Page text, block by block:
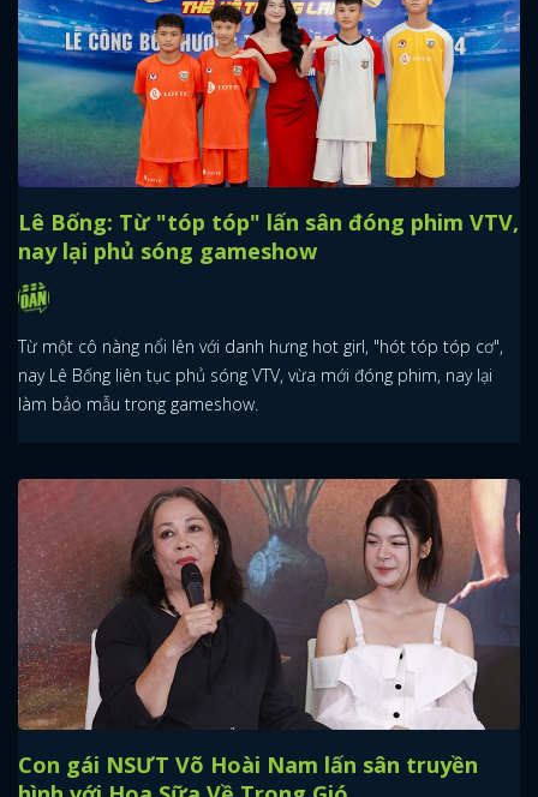
Lê Bống: Từ "tóp tóp" lấn sân đóng phim VTV,
nay lại phủ sóng gameshow
Từ một cô nàng nổi lên với danh hưng hot girl, "hót tóp tóp cơ",
nay Lê Bống liên tục phủ sóng VTV, vừa mới đóng phim, nay lại
làm bảo mẫu trong gameshow.
Con gái NSƯT Võ Hoài Nam lấn sân truyền